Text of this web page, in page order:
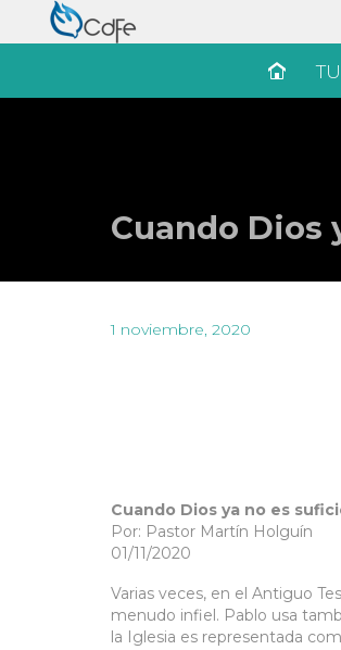
Cuando Dios
1 noviembre, 2020
Cuando Dios ya no es
Por: Pastor Martín Holguín
01/11/2020
Varias veces, en el Antiguo
menudo infiel. Pablo usa
la Iglesia es representada